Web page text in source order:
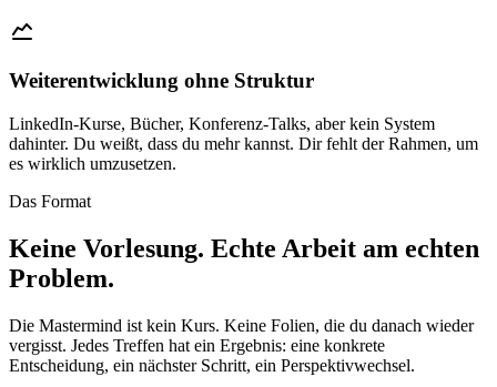
Weiterentwicklung ohne Struktur
LinkedIn-Kurse, Bücher, Konferenz-Talks, aber kein System
dahinter. Du weißt, dass du mehr kannst. Dir fehlt der Rahmen, um
es wirklich umzusetzen.
Das Format
Keine Vorlesung. Echte Arbeit am echten
Problem.
Die Mastermind ist kein Kurs. Keine Folien, die du danach wieder
vergisst. Jedes Treffen hat ein Ergebnis: eine konkrete
Entscheidung, ein nächster Schritt, ein Perspektivwechsel.